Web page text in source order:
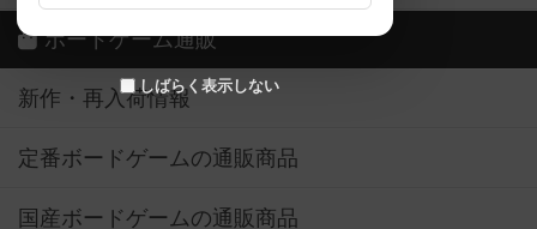
しばらく表示しない
ボードゲーム通販
新作・再入荷情報
定番ボードゲームの通販商品
国産ボードゲームの通販商品